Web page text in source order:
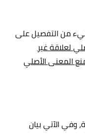
من التفصيل على
لعلاقة غير
المعنى الأصلي
وفي الآتي بيان